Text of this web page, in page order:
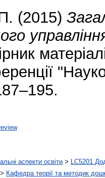
(2015)
аспекти освіти > LC5201
> Кафедра теорії та методик